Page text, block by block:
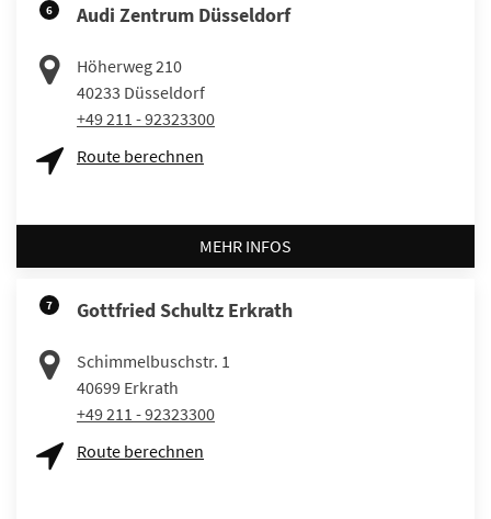
6 Audi Zentrum Düsseldorf
Höherweg 210
40233 Düsseldorf
+49 211 - 92323300
Route berechnen
MEHR INFOS
7 Gottfried Schultz Erkrath
Schimmelbuschstr. 1
40699 Erkrath
+49 211 - 92323300
Route berechnen